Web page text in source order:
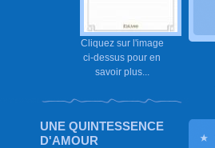
Cliquez sur l'image
ci-dessus pour en
savoir plus...
UNE QUINTESSENCE
D'AMOUR